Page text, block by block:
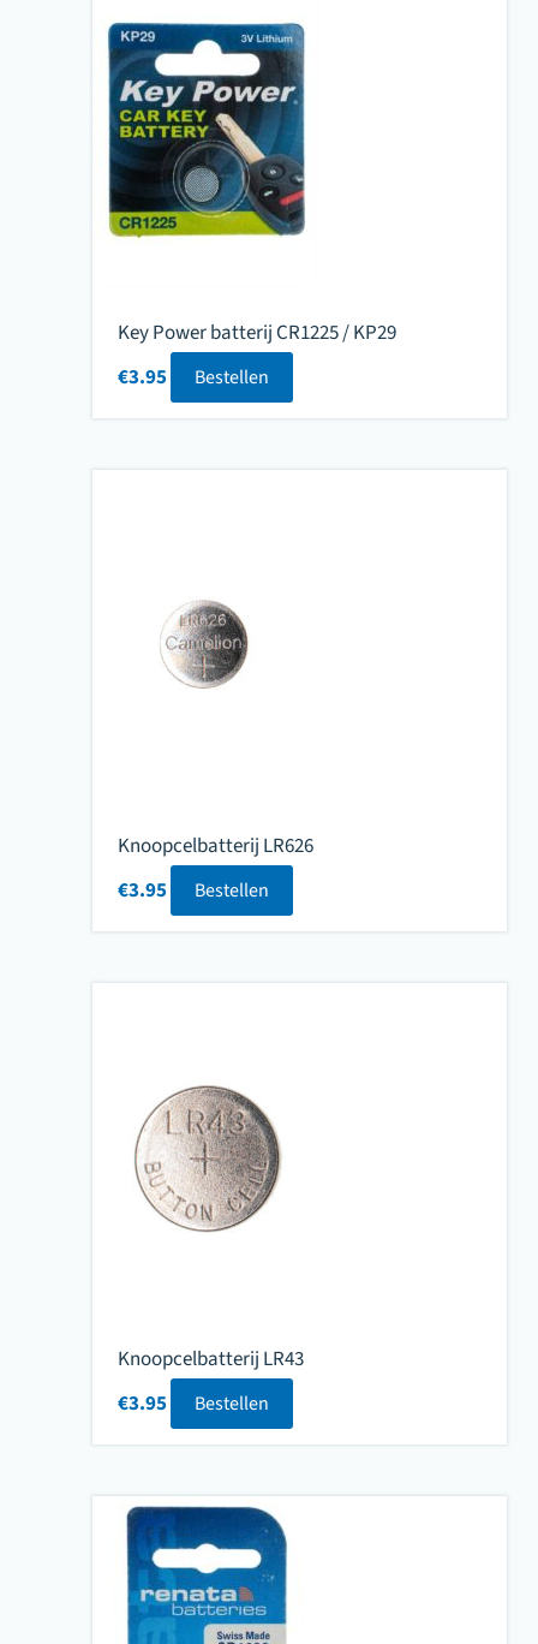
Key Power batterij CR1225 / KP29
€3.95 Bestellen
Knoopcelbatterij LR626
€3.95 Bestellen
Knoopcelbatterij LR43
€3.95 Bestellen